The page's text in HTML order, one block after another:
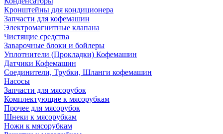
Кронштейны для кондиционера
Запчасти для кофемашин
Электромагнитные клапана
Чистящие средства
Заварочные блоки и бойлеры
Уплотнители (Прокладки) Кофемашин
Датчики Кофемашин
Соединители, Трубки, Шланги кофемашин
Насосы
Запчасти для мясорубок
Комплектующие к мясорубкам
Прочее для мясорубок
Шнеки к мясорубкам
Ножи к мясорубкам